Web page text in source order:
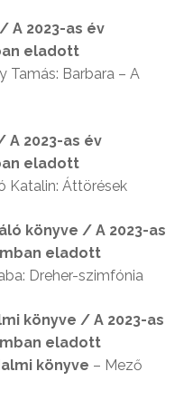
A 2023-as év
eladott
Tamás: Barbara – A
2023-as év
eladott
Katalin: Áttörések
könyve / A 2023-as
eladott
Dreher-szimfónia
könyve / A 2023-as
eladott
könyve – Mező